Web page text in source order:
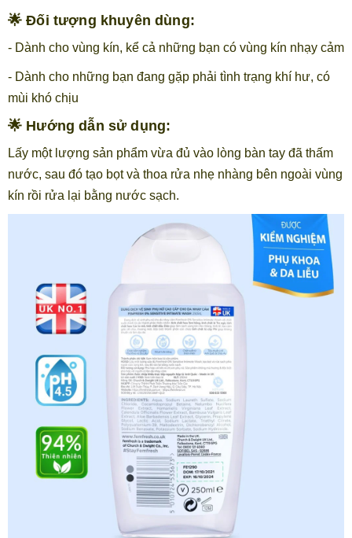
🌟 Đối tượng khuyên dùng:
- Dành cho vùng kín, kể cả những bạn có vùng kín nhạy cảm
- Dành cho những bạn đang gặp phải tình trạng khí hư, có
mùi khó chịu
🌟 Hướng dẫn sử dụng:
Lấy một lượng sản phẩm vừa đủ vào lòng bàn tay đã thấm
nước, sau đó tạo bọt và thoa rửa nhẹ nhàng bên ngoài vùng
kín rồi rửa lại bằng nước sạch.